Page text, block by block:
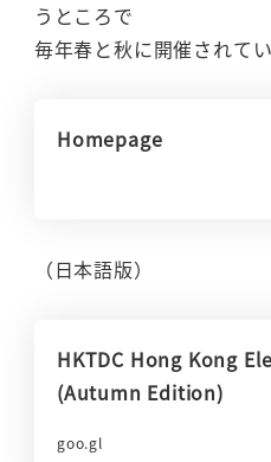
うところで
毎年春と秋に開催されてい
Homepage
（日本語版）
HKTDC Hong Kong
(Autumn Edition)
goo.gl